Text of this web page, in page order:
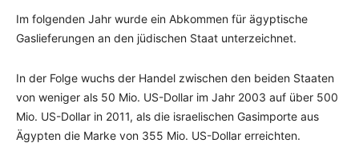
Im folgenden Jahr wurde ein Abkommen für ägyptische
Gaslieferungen an den jüdischen Staat unterzeichnet.
In der Folge wuchs der Handel zwischen den beiden Staaten
von weniger als 50 Mio. US-Dollar im Jahr 2003 auf über 500
Mio. US-Dollar in 2011, als die israelischen Gasimporte aus
Ägypten die Marke von 355 Mio. US-Dollar erreichten.